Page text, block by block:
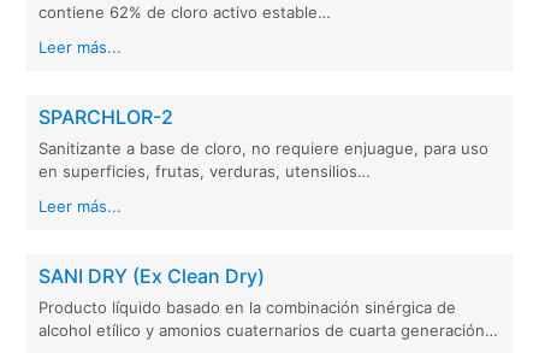
contiene 62% de cloro activo estable…
Leer más...
SPARCHLOR-2
Sanitizante a base de cloro, no requiere enjuague, para uso
en superficies, frutas, verduras, utensilios…
Leer más...
SANI DRY (Ex Clean Dry)
Producto líquido basado en la combinación sinérgica de
alcohol etílico y amonios cuaternarios de cuarta generación…